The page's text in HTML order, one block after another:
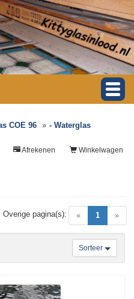
COE 96 - Waterglas
Winkelwagen
Afrekenen
« 1(current)
»
Overige pagina(s):
Sorteer